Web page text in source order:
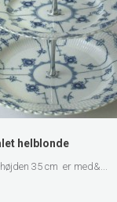
helblonde
35 cm er med&...